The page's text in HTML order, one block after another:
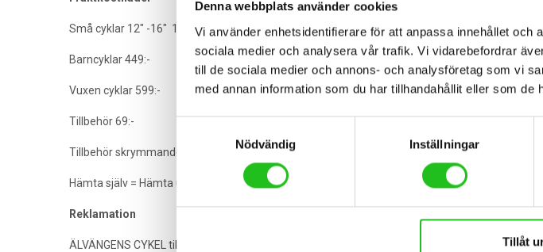
Denna webbplats använder cookies
Vi använder enhetsidentifierare för att anpassa innehållet och
sociala medier och analysera vår trafik. Vi vidarebefordrar
till de sociala medier och annons- och analysföretag som vi
med annan information som du har tillhandahållit eller som
Nödvändig
Inställningar
Tillåt
Små cyklar 12″ -16″ 169:-
Barncyklar 449:-
Vuxen cyklar 599:-
Tillbehör 69:-
Tillbehör skrymmande 149:-
Hämta själv = Hämta ut i butiken i Älvängen
Reklamation
ÄLVÄNGENS CYKEL tillämpar konsumentköplagen vid alla fall av reklamationer. Vi åtar oss